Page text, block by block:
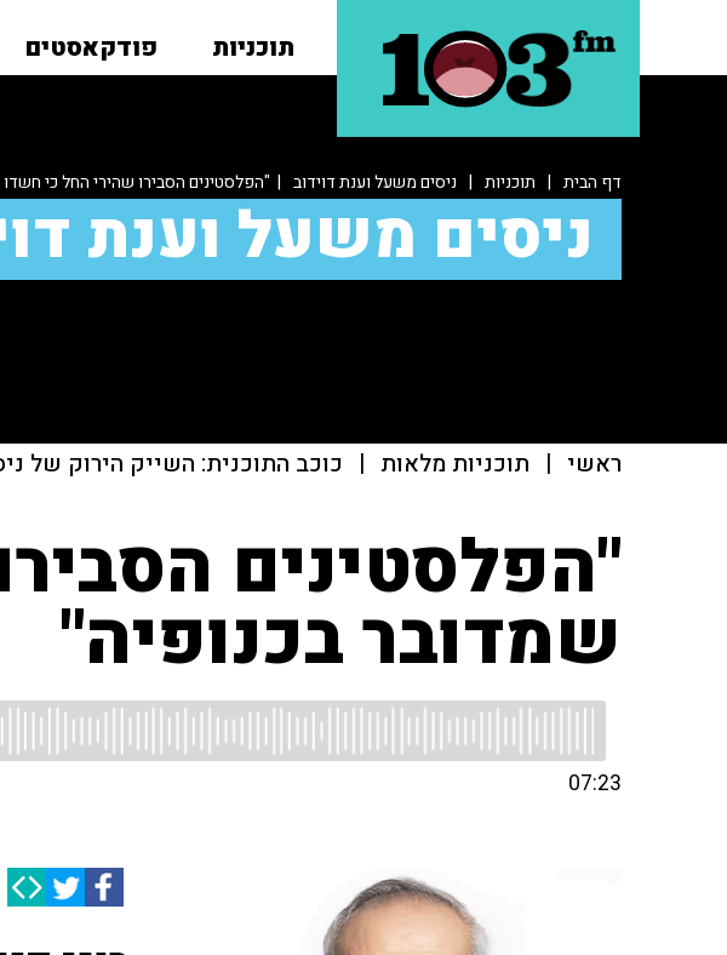
תוכניות פודקאסטים
דף הבית | תוכניות | ניסים משעל וענת דוידוב | "הפלסטינים הסבירו שהירי החל כי
ניסים משעל וענת
ראשי | תוכניות מלאות | כוכב התוכנית: השייק הירוק של
"הפלסטינים
שמדובר בכנופיה"
07:23